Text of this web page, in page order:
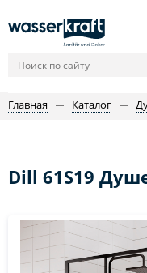
Главная Каталог
Dill 61S19